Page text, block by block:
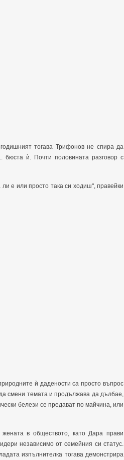
тогава Трифонов не спира да
ѝ. Почти половината разговор с
е или просто така си ходиш", правейки
ѝ дадености са просто въпрос
смени темата и продължава да дълбае,
белези се предават по майчина, или
в обществото, като Дара прави
независимо от семейния си статус.
изпълнителка тогава демонстрира